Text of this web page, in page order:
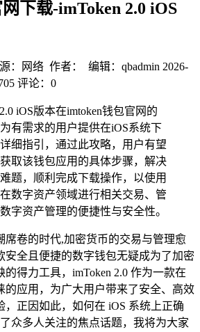
下载-imToken 2.0 iOS
：网络 作者： 编辑：qbadmin 2026-
评论：0
2.0 iOS版本在imtoken钱包官网的
有需求的用户提供在iOS系统下
细指引，通过此攻略，用户有望
取该钱包应用的具体步骤，解决
题，顺利完成下载操作，以使用
数字资产领域进行相关交易、管
字资产管理的便捷性与安全性。
席卷的时代,加密货币的交易与管理愈
安全且便捷的数字钱包无疑成为了加密
得力工具，imToken 2.0 作为一款在
的应用，为广大用户带来了安全、高效
，正因如此，如何在 iOS 系统上正确
众多人关注的焦点话题，我将为大家